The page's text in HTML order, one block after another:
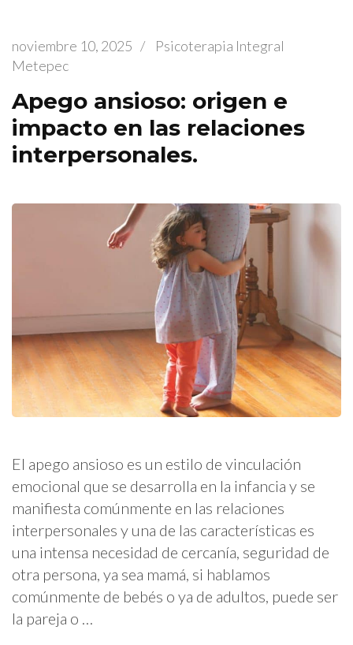
noviembre 10, 2025 /
Psicoterapia Integral
Metepec
Apego ansioso: origen e
impacto en las relaciones
interpersonales.
El apego ansioso es un estilo de vinculación
emocional que se desarrolla en la infancia y se
manifiesta comúnmente en las relaciones
interpersonales y una de las características es
una intensa necesidad de cercanía, seguridad de
otra persona, ya sea mamá, si hablamos
comúnmente de bebés o ya de adultos, puede ser
la pareja o …